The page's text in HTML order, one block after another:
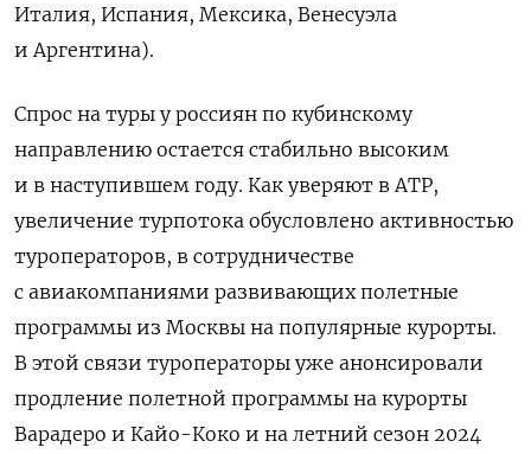
Италия, Испания, Мексика, Венесуэла
и Аргентина).
Спрос на туры у россиян по кубинскому
направлению остается стабильно высоким
и в наступившем году. Как уверяют в АТР,
увеличение турпотока обусловлено активностью
туроператоров, в сотрудничестве
с авиакомпаниями развивающих полетные
программы из Москвы на популярные курорты.
В этой связи туроператоры уже анонсировали
продление полетной программы на курорты
Варадеро и Кайо-Коко и на летний сезон 2024